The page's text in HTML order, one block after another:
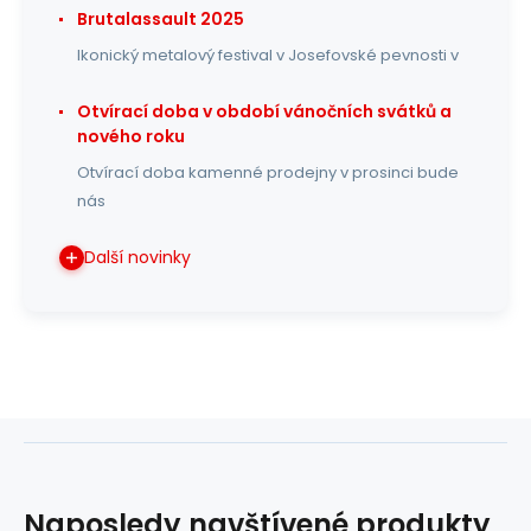
Brutalassault 2025
Ikonický metalový festival v Josefovské pevnosti v
Otvírací doba v období vánočních svátků a
nového roku
Otvírací doba kamenné prodejny v prosinci bude
nás
Další novinky